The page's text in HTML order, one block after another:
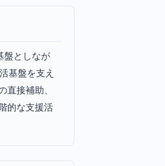
盤としなが
基盤を支え
接補助、
的な支援活